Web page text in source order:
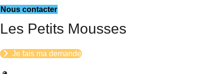
Nous contacter
Les Petits Mousses
Je fais ma demande